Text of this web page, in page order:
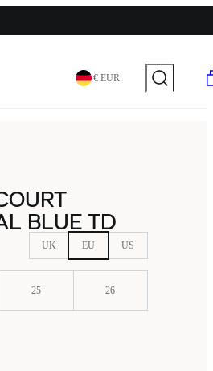
€ EUR
BLUE TD
UK EU US
25 26